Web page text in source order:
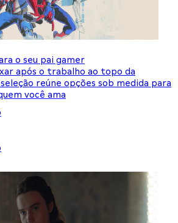
o seu pai gamer
após o trabalho ao topo da
reúne opções sob medida para
você ama